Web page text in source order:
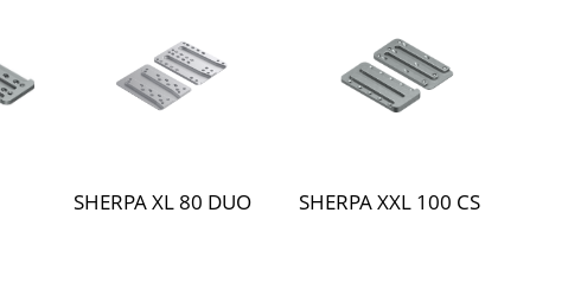
SHERPA XL 80 DUO SHERPA XXL 100 CS